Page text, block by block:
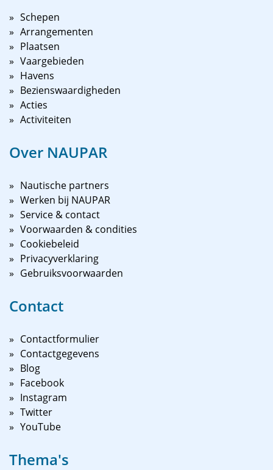
Schepen
Arrangementen
Plaatsen
Vaargebieden
Havens
Bezienswaardigheden
Acties
Activiteiten
Over NAUPAR
Nautische partners
Werken bij NAUPAR
Service & contact
Voorwaarden & condities
Cookiebeleid
Privacyverklaring
Gebruiksvoorwaarden
Contact
Contactformulier
Contactgegevens
Blog
Facebook
Instagram
Twitter
YouTube
Thema's